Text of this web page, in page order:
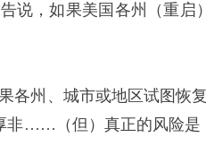
说，如果美国各州（重
各州、城市或地区试图恢
非……（但）真正的风险是